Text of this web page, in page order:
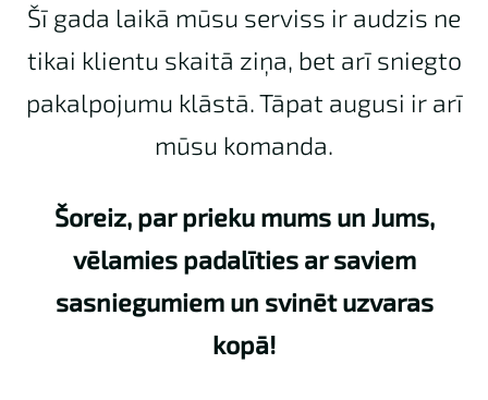
Šī gada laikā mūsu serviss ir audzis ne
tikai klientu skaitā ziņa, bet arī sniegto
pakalpojumu klāstā. Tāpat augusi ir arī
mūsu komanda.
Šoreiz, par prieku mums un Jums,
vēlamies padalīties ar saviem
sasniegumiem un svinēt uzvaras
kopā!